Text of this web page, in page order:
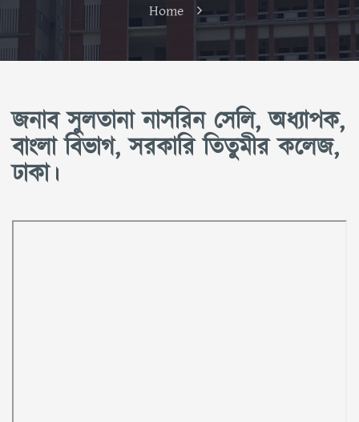
Home
জনাব সুলতানা নাসরিন সেলি, অধ্যাপক,
বাংলা বিভাগ, সরকারি তিতুমীর কলেজ,
ঢাকা।